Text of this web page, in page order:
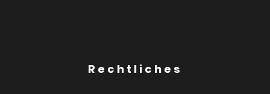
Rechtliches